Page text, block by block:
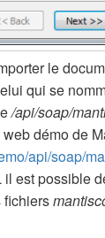
le
qui se
/api/soap/
web démo de
api/soap/
est possible
fichiers